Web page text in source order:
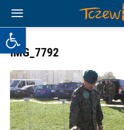
Otwórz pasek narzędzi
IMG_7792